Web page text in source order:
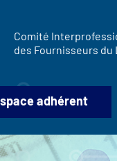
Comité
des Fournisseurs du
adhérent